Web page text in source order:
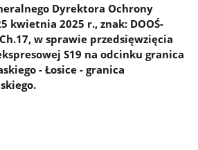
Dyrektora Ochrony
kwietnia 2025 r., znak: DOOŚ-
w sprawie przedsięwzięcia
S19 na odcinku granica
- Łosice - granica